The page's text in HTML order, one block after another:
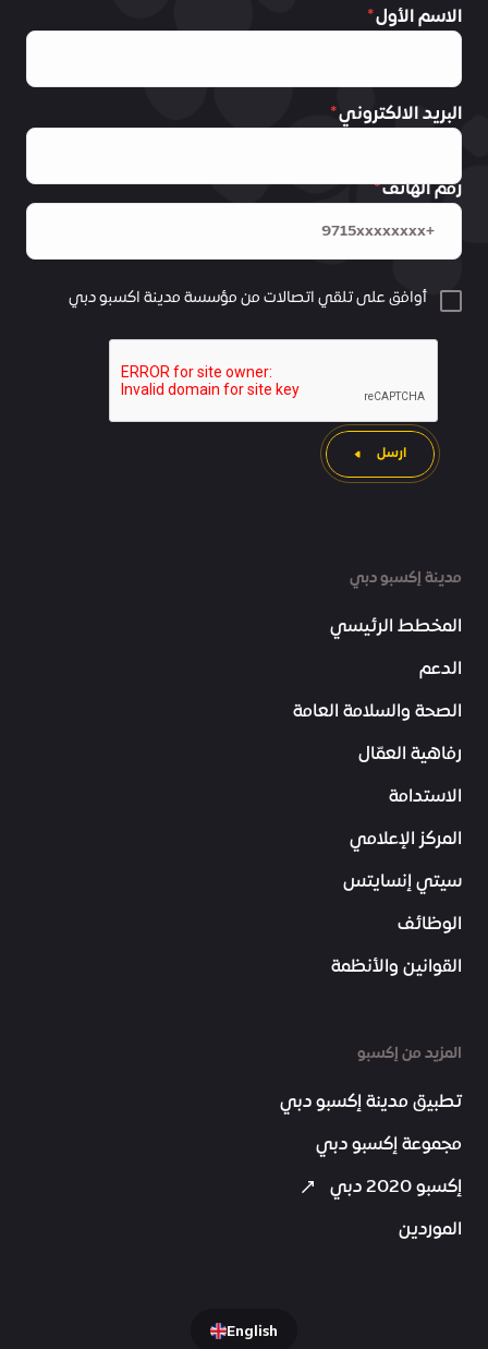
مدينة إكسبو دبي
المخطط الرئيسي
الدعم
الصحة والسلامة العامة
رفاهية العمّال
الاستدامة
المركز الإعلامي
سيتي إنسايتس
الوظائف
القوانين والأنظمة
المزيد من إكسبو
تطبيق مدينة إكسبو دبي
مجموعة إكسبو دبي
إكسبو 2020 دبي
الموردين
الاسم الأول
البريد الالكتروني
رقم الهاتف
أوافق على تلقي اتصالات من مؤسسة مدينة اكسبو دبي
ارسل
English